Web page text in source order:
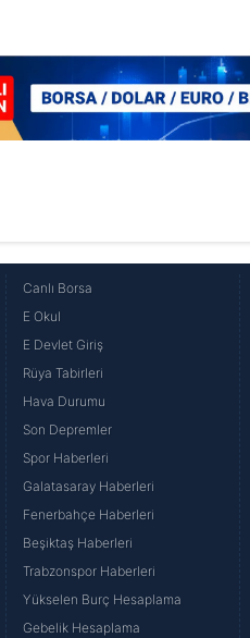
Canlı Borsa
E Okul
E Devlet Giriş
Rüya Tabirleri
Hava Durumu
Son Depremler
Spor Haberleri
Galatasaray Haberleri
Fenerbahçe Haberleri
Beşiktaş Haberleri
Trabzonspor Haberleri
Yükselen Burç Hesaplama
Gebelik Hesaplama